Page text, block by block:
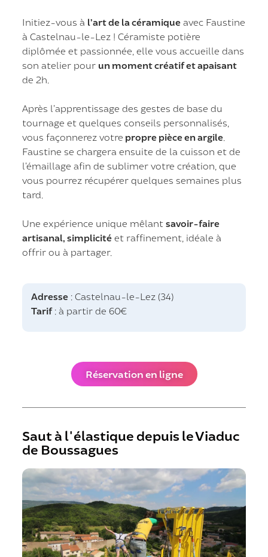
Initiez-vous à l’art de la céramique avec Faustine
à Castelnau-le-Lez ! Céramiste potière
diplômée et passionnée, elle vous accueille dans
son atelier pour un moment créatif et apaisant
de 2h.
Après l’apprentissage des gestes de base du
tournage et quelques conseils personnalisés,
vous façonnerez votre propre pièce en argile
Faustine se chargera ensuite de la cuisson et de
l’émaillage afin de sublimer votre création, que
vous pourrez récupérer quelques semaines plus
tard.
Une expérience unique mêlantsavoir-faire
artisanal, simplicité et raffinement, idéale à
offrir ou à partager.
Adresse : Castelnau-le-Lez (34)
Tarif: à partir de 60€
Réservation en ligne
Saut à l'élastique depuis le Viaduc
de Boussagues